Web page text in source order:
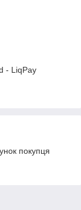
- LiqPay
покупця